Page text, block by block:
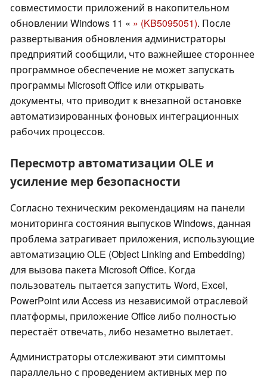
совместимости приложений в накопительном
обновлении Windows 11 « » (KB5095051). После
развертывания обновления администраторы
предприятий сообщили, что важнейшее стороннее
программное обеспечение не может запускать
программы Microsoft Office или открывать
документы, что приводит к внезапной остановке
автоматизированных фоновых интеграционных
рабочих процессов.
Пересмотр автоматизации OLE и
усиление мер безопасности
Согласно техническим рекомендациям на панели
мониторинга состояния выпусков Windows, данная
проблема затрагивает приложения, использующие
автоматизацию OLE (Object Linking and Embedding)
для вызова пакета Microsoft Office. Когда
пользователь пытается запустить Word, Excel,
PowerPoint или Access из независимой отраслевой
платформы, приложение Office либо полностью
перестаёт отвечать, либо незаметно вылетает.
Администраторы отслеживают эти симптомы
параллельно с проведением активных мер по